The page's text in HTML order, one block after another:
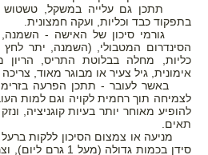
תתכן גם עלייה במשקל, טשטוש
בתפקוד כבד וכליות, ועקה חמצונית.
גורמי סיכון של האישה - השמנה,
כליות, מחלה בבלוטת התריס, הריון
אימונית, גיל צעיר או מבוגר מאוד,
באשר לעובר - תתכן הפרעה
לצמיחה תוך רחמית לקויה וגם למות
להופיע מאוחר יותר בעיות קוגניציה,
תאים.
מניעה או צמצום הסיכון ללקות ברעל